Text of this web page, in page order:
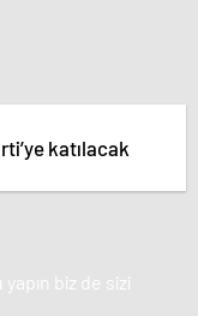
katılacak